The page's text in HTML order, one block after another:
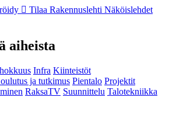
Tilaa Rakennuslehti Näköislehdet
aiheista
Infra Kiinteistöt
ja tutkimus Pientalo Projektit
RaksaTV Suunnittelu Talotekniikka